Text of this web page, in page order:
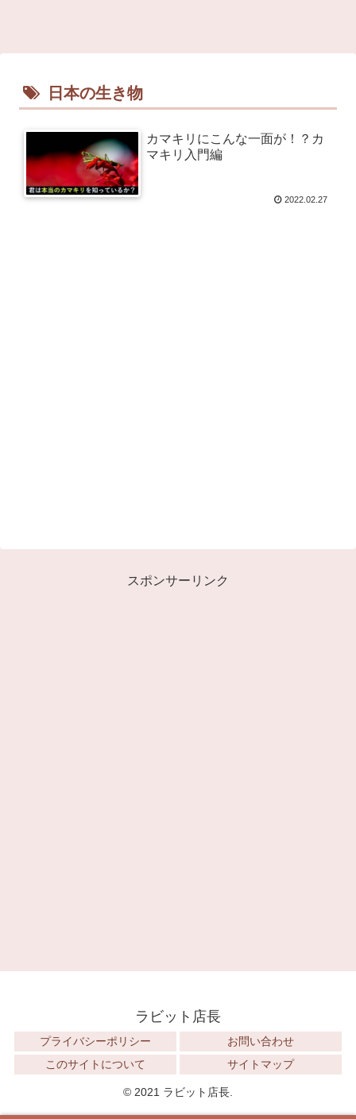
日本の生き物
カマキリにこんな一面が！？カ
マキリ入門編
2022.02.27
スポンサーリンク
ラビット店長
プライバシーポリシー
お問い合わせ
このサイトについて
サイトマップ
© 2021 ラビット店長.